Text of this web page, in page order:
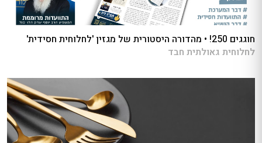
חוגגים 250! • מהדורה היסטורית של מגזין 'לחלוחית חסידית'
לחלוחית גאולתית חבד